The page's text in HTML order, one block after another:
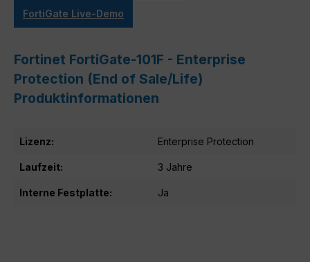
FortiGate Live-Demo
Fortinet FortiGate-101F - Enterprise
Protection (End of Sale/Life)
Produktinformationen
Lizenz: Enterprise Protection
Laufzeit: 3 Jahre
Interne Festplatte: Ja